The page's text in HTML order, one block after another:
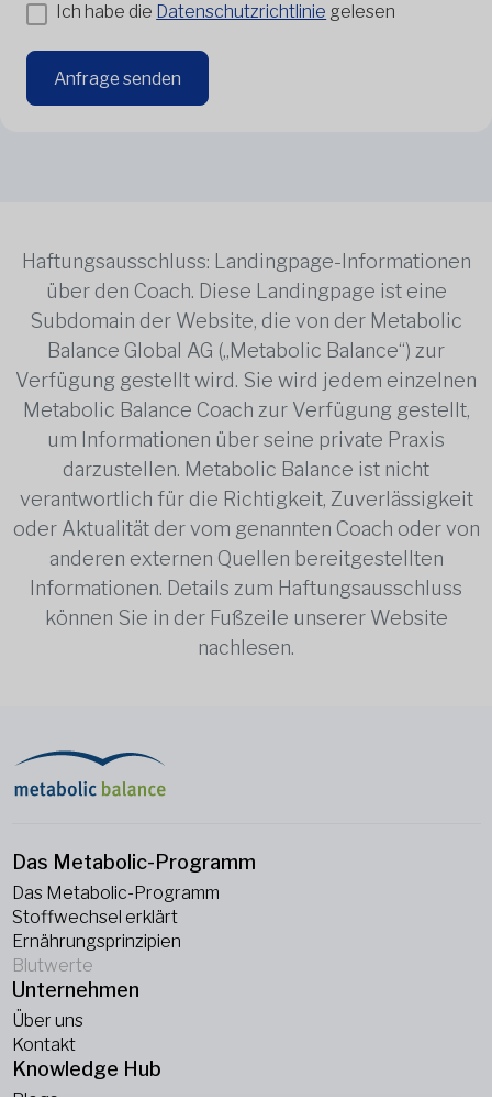
Ich habe die Datenschutzrichtlinie gelesen
Anfrage senden
Haftungsausschluss: Landingpage-Informationen
über den Coach. Diese Landingpage ist eine
Subdomain der Website, die von der Metabolic
Balance Global AG („Metabolic Balance“) zur
Verfügung gestellt wird. Sie wird jedem einzelnen
Metabolic Balance Coach zur Verfügung gestellt,
um Informationen über seine private Praxis
darzustellen. Metabolic Balance ist nicht
verantwortlich für die Richtigkeit, Zuverlässigkeit
oder Aktualität der vom genannten Coach oder von
anderen externen Quellen bereitgestellten
Informationen. Details zum Haftungsausschluss
können Sie in der Fußzeile unserer Website
nachlesen.
Das Metabolic-Programm
Das Metabolic-Programm
Stoffwechsel erklärt
Ernährungsprinzipien
Blutwerte
Unternehmen
Über uns
Kontakt
Knowledge Hub